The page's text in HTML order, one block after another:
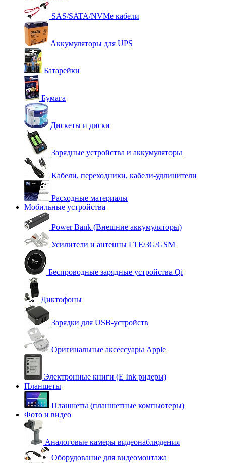
SAS/SATA/NVMe кабели
Аккумуляторы для UPS
Батарейки
Бумага
Дискеты и диски
Зарядные устройства и аккумуляторы
Кабели, переходники, кабели-удлинители
Расходные материалы
Мобильные устройства
Power Bank (Внешние аккумуляторы)
Усилители и антенны LTE/3G/GSM
Беспроводные зарядные устройства Qi
Диктофоны
Зарядки для USB-устройств
Оригинальные аксессуары Apple
Электронные книги (E Ink ридеры)
Планшеты
Планшеты (планшетные компьютеры)
Фото и видео
Аналоговые камеры видеонаблюдения
Оборудование для видеомонтажа